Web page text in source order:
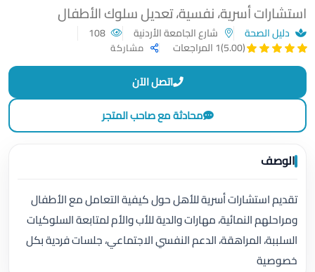
استشارات أسرية، نفسية، تعديل سلوك الأطفال
دليل الصحة شارع الجامعة الأردنية
(5.00)
1 المراجعات مشاركة
اتصل الآن
محادثة مع صاحب المتجر
الوصف
تقديم استشارات أسرية للأهل حول كيفية التعامل مع الأطفال
ومراحلهم النمائية، مهارات والدية للأب والأم لمتابعة السلوكيات
السلببة، المراهقة، الدعم النفسي الاجتماعي، جلسات فردية بكل
خصوصية